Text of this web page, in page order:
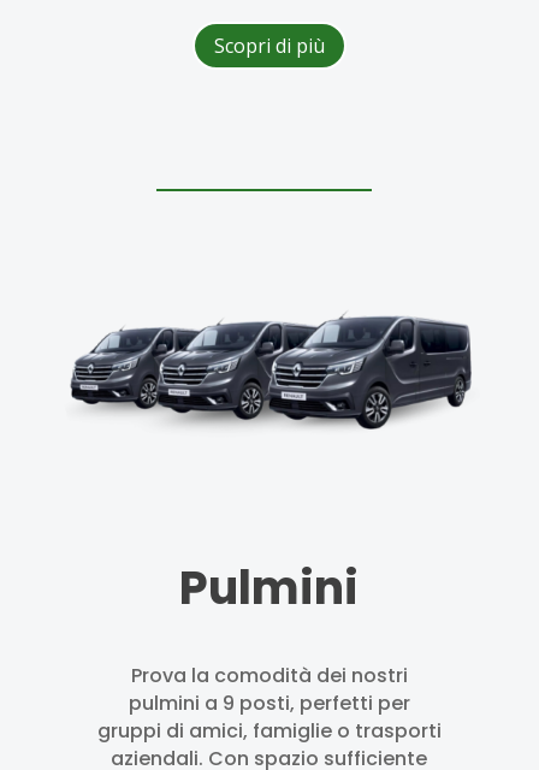
Scopri di più
Pulmini
Prova la comodità dei nostri
pulmini a 9 posti, perfetti per
gruppi di amici, famiglie o trasporti
aziendali. Con spazio sufficiente